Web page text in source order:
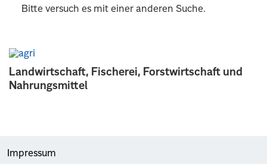
Landwirtschaft, Fischerei, Forstwirtschaft und
Nahrungsmittel
Bitte versuch es mit einer anderen Suche.
Impressum